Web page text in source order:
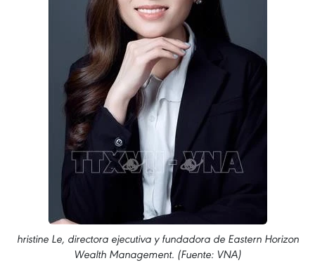
hristine Le, directora ejecutiva y fundadora de Eastern Horizon
Wealth Management. (Fuente: VNA)